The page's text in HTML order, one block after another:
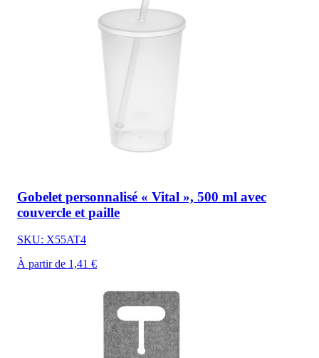
Gobelet personnalisé « Vital », 500 ml avec
couvercle et paille
SKU: X55AT4
À partir de 1,41 €